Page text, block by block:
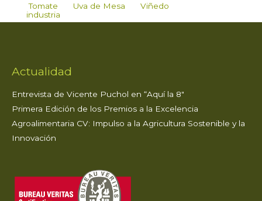
Tomate
industria
Uva de Mesa Viñedo
Actualidad
Entrevista de Vicente Puchol en “Aquí la 8″
Primera Edición de los Premios a la Excelencia
Agroalimentaria CV: Impulso a la Agricultura Sostenible y la
Innovación